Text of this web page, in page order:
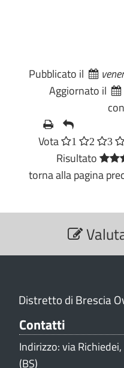
Pubblicato il
Aggiornato il
Vota 1 2 3
Risultato
torna alla pagina
S
Distretto di Brescia
Contatti
Indirizzo: via
(BS)